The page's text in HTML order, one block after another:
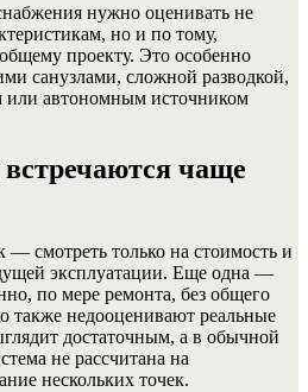
нужно оценивать не
но и по тому,
проекту. Это особенно
санузлами, сложной разводкой,
или автономным источником
чаще
смотреть только на стоимость и
эксплуатации. Еще одна —
по мере ремонта, без общего
также недооценивают реальные
достаточным, а в обычной
не рассчитана на
нескольких точек.